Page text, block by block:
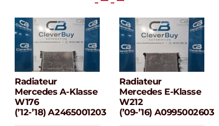
Radiateur
Mercedes A-
klasse W176
(’12-’18) A2465001203
Radiateur
Mercedes A-Klasse
W176
(’12-’18) A2465001203
Radiateur
Mercedes E-
klasse W212
(’09-’16)
Radiateur
Mercedes E-Klasse
W212
(’09-’16) A0995002603